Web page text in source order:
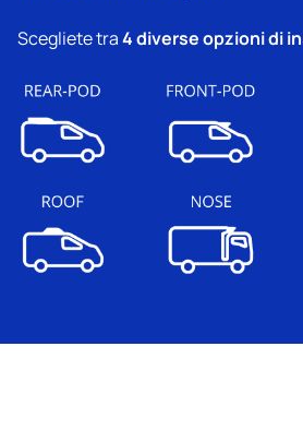
Scegliete tra4 diverse opzioni di